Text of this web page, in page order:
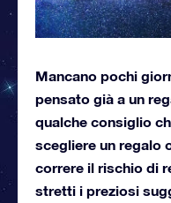
Mancano pochi
pensato già a un
qualche consiglio
scegliere un regalo
correre il rischio di
stretti i preziosi